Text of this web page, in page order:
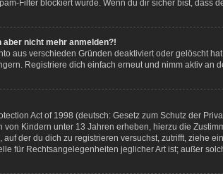
Filter blockiert wurde. Wenn du dir sicher bist,
nicht mehr anmelden?!
aus verschieden Gründen deaktiviert oder gelöscht
Registriere dich einfach erneut und nimm aktiv an
Act of 1998 (deutsch: Gesetz zum Schutz der
Kindern unter 13 Jahren erheben, hierzu die
der du dich zu registrieren versuchst, zutrifft, ziehe
für Rechtsangelegenheiten jeglicher Art ist; außer